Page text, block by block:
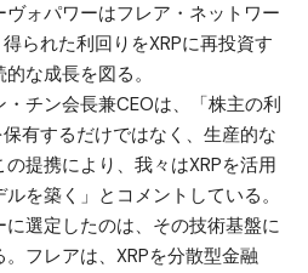
ォパワーはフレア・ネットワー
られた利回りをXRPに再投資す
な成長を図る。
チン会長兼CEOは、「株主の利
有するだけではなく、生産的な
提携により、我々はXRPを活用
を築く」とコメントしている。
選定したのは、その技術基盤に
フレアは、XRPを分散型金融